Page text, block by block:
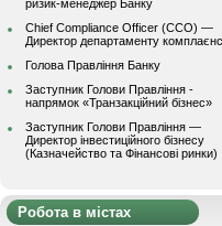
ризик-менеджер Банку
Chief Compliance Officer (CCO) —
Директор департаменту
Голова Правління Банку
Заступник Голови Правління -
напрямок «Транзакційний бізнес»
Заступник Голови Правління —
Директор інвестиційного бізнесу
(Казначейство та Фінансові ринки)
Робота в містах